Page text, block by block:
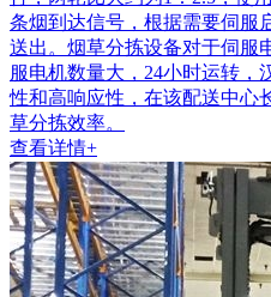
条烟到达信号，根据需要伺服
送出。烟草分拣设备对于伺服
服电机数量大，24小时运转，
性和高响应性，在该配送中心
草分拣效率。
查看详情+